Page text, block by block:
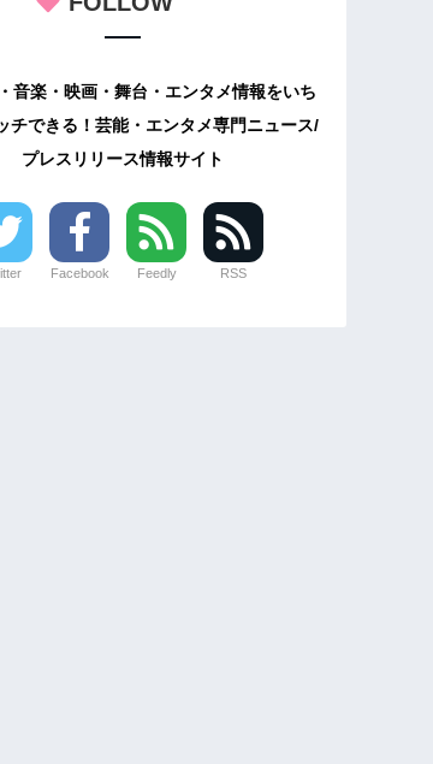
音楽・映画・舞台・エンタメ情報をいち
チできる！芸能・エンタメ専門ニュース/
プレスリリース情報サイト
Facebook Feedly RSS